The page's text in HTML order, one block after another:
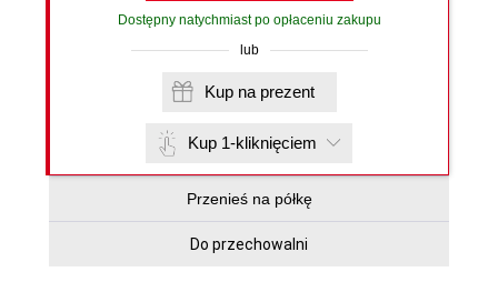
Dostępny natychmiast po opłaceniu zakupu
lub
Kup na prezent
Kup 1-kliknięciem
Przenieś na półkę
Do przechowalni